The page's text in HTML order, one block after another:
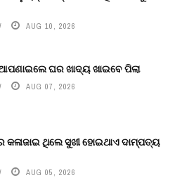
AUG 10, 2026
ଘର ଖାଦ୍ୟ ଖାଇବେ ପିଲା
AUG 07, 2026
କଳାଜାଇ ଥିଲେ ସୁଖୀ ହୋଇଥାଏ ଦାମ୍ପତ୍ୟ
AUG 05, 2026